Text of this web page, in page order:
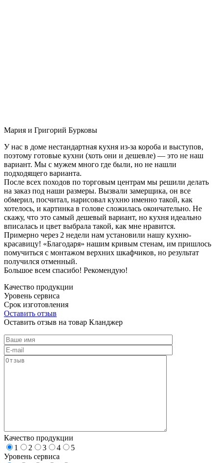
Мария и Григорий Бурковы
У нас в доме нестандартная кухня из-за короба и выступов,
поэтому готовые кухни (хоть они и дешевле) — это не наш
вариант. Мы с мужем много где были, но не нашли
подходящего варианта.
После всех походов по торговым центрам мы решили делать
на заказ под наши размеры. Вызвали замерщика, он все
обмерил, посчитал, нарисовал кухню именно такой, как
хотелось, и картинка в голове сложилась окончательно. Не
скажу, что это самый дешевый вариант, но кухня идеально
вписалась и цвет выбрала такой, как мне нравится.
Примерно через 2 недели нам установили нашу кухню-
красавицу! «Благодаря» нашим кривым стенам, им пришлось
помучиться с монтажом верхних шкафчиков, но результат
получился отменный.
Большое всем спасибо! Рекомендую!
Качество продукции
Уровень сервиса
Срок изготовления
Оставить отзыв
Оставить отзыв на товар Кланджер
Качество продукции
1
2 3 4
5
Уровень сервиса